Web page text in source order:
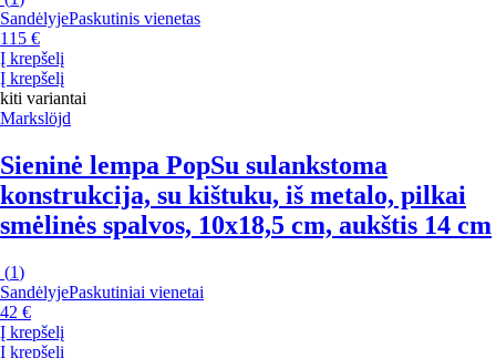
SandėlyjePaskutinis vienetas
115 €
Į krepšelį
Į krepšelį
kiti variantai
Markslöjd
Sieninė lempa PopSu sulankstoma
konstrukcija, su kištuku, iš metalo, pilkai
smėlinės spalvos, 10x18,5 cm, aukštis 14 cm
(1)
SandėlyjePaskutiniai vienetai
42 €
Į krepšelį
Į krepšelį